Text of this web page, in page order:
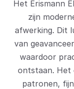
Het Erismann
zijn
afwerking. Dit
van
waardoor
ontstaan. Het
patronen,